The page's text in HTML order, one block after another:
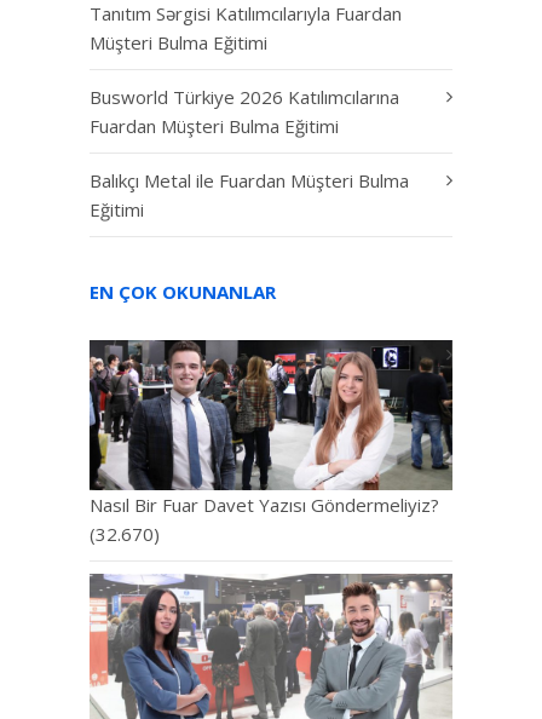
Tanıtım Sərgisi Katılımcılarıyla Fuardan
Müşteri Bulma Eğitimi
Busworld Türkiye 2026 Katılımcılarına
Fuardan Müşteri Bulma Eğitimi
Balıkçı Metal ile Fuardan Müşteri Bulma
Eğitimi
EN ÇOK OKUNANLAR
Nasıl Bir Fuar Davet Yazısı Göndermeliyiz?
(32.670)